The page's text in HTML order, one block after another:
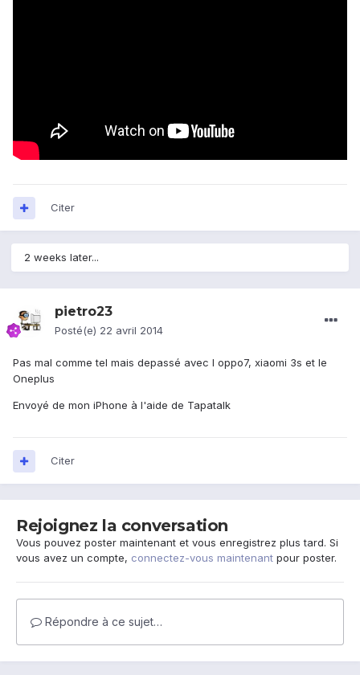
Citer
2 weeks later...
pietro23
Posté(e) 22 avril 2014
Pas mal comme tel mais depassé avec l oppo7, xiaomi 3s et le
Oneplus
Envoyé de mon iPhone à l'aide de Tapatalk
Citer
Rejoignez la conversation
Vous pouvez poster maintenant et vous enregistrez plus tard. Si
vous avez un compte, connectez-vous maintenant pour poster.
Répondre à ce sujet…